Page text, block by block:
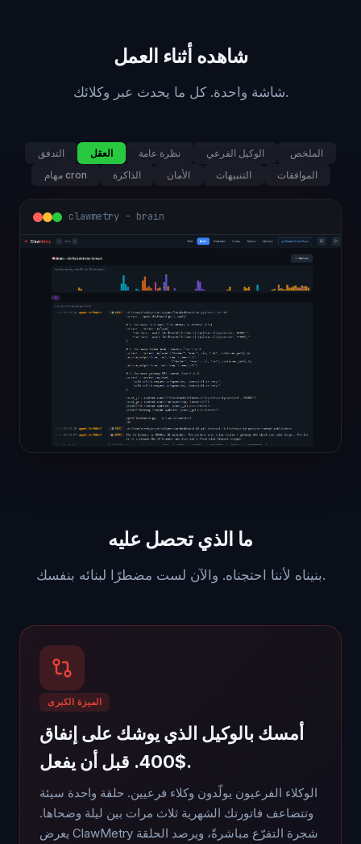
شاهده أثناء العمل
شاشة واحدة. كل ما يحدث عبر وكلائك.
التدفق العقل نظرة عامة الوكيل الفرعي
الملخص
مهام cron
الذاكرة الأمان التنبيهات الموافقات
clawmetry - brain
ما الذي تحصل عليه
بنيناه لأننا احتجناه. والآن لست مضطرًا لبنائه بنفسك.
الميزة الكبرى
أمسك بالوكيل الذي يوشك على إنفاق
$400. قبل أن يفعل.
الوكلاء الفرعيون يولّدون وكلاء فرعيين. حلقة واحدة سيئة
وتتضاعف فاتورتك الشهرية ثلاث مرات بين ليلة وضحاها.
يعرض ClawMetry شجرة التفرّع مباشرةً، ويرصد الحلقة